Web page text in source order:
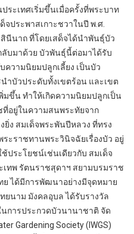
ระเทศเริ่มขึ้นเมื่อครั้งที่พระบาท
จประพาสเกาะชวาในปี พ.ศ.
นีนาถ ที่โดยเสด็จได้นําพันธ์ุบัว
บมาด้วย บัวพันธุ์นี้ต่อมาได้รับ
วามนิยมปลูกเลี้ยง เป็นบัว
าบัวประดับทั้งเขตร้อน และเขต
มขึ้น ทําให้เกิดความนิยมปลูกเป็น
ที่อยู่ในความสนพระทัยจาก
ยิ่ง สมเด็จพระพันปีหลวง ที่ทรง
ะราชทานพระวินิจฉัยเรื่องบัว อยู่
ประโยชน์เช่นเดียวกับ สมเด็จ
เทพ รัตนราชสุดาฯ สยามบรมราช
ย ได้มีการพัฒนาอย่างมีจุดหมาย
ยนาม มังคลอุบล ได้รับรางวัล
การประกวดบัวนานาชาติ จัด
Gardening Society (IWGS)